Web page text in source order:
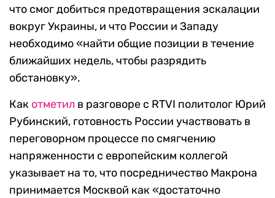
что смог добиться предотвращения эскалации
вокруг Украины, и что России и Западу
необходимо «найти общие позиции в течение
ближайших недель, чтобы разрядить
обстановку».
Как отметил в разговоре с RTVI политолог Юрий
Рубинский, готовность России участвовать в
переговорном процессе по смягчению
напряженности с европейским коллегой
указывает на то, что посредничество Макрона
принимается Москвой как «достаточно